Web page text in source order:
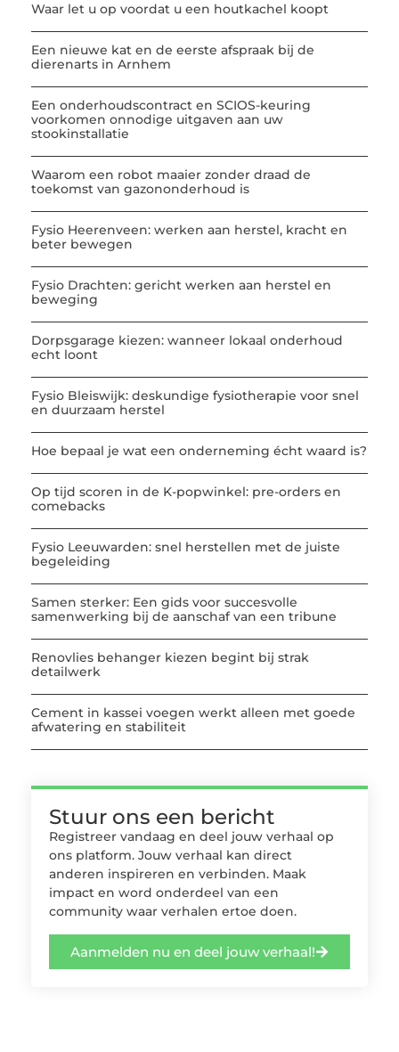
Waar let u op voordat u een houtkachel koopt
Een nieuwe kat en de eerste afspraak bij de
dierenarts in Arnhem
Een onderhoudscontract en SCIOS-keuring
voorkomen onnodige uitgaven aan uw
stookinstallatie
Waarom een robot maaier zonder draad de
toekomst van gazononderhoud is
Fysio Heerenveen: werken aan herstel, kracht en
beter bewegen
Fysio Drachten: gericht werken aan herstel en
beweging
Dorpsgarage kiezen: wanneer lokaal onderhoud
echt loont
Fysio Bleiswijk: deskundige fysiotherapie voor snel
en duurzaam herstel
Hoe bepaal je wat een onderneming écht waard is?
Op tijd scoren in de K-popwinkel: pre-orders en
comebacks
Fysio Leeuwarden: snel herstellen met de juiste
begeleiding
Samen sterker: Een gids voor succesvolle
samenwerking bij de aanschaf van een tribune
Renovlies behanger kiezen begint bij strak
detailwerk
Cement in kassei voegen werkt alleen met goede
afwatering en stabiliteit
Stuur ons een bericht
Registreer vandaag en deel jouw verhaal op
ons platform. Jouw verhaal kan direct
anderen inspireren en verbinden. Maak
impact en word onderdeel van een
community waar verhalen ertoe doen.
Aanmelden nu en deel jouw verhaal!